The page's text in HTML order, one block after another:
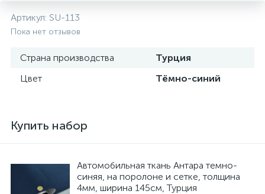
Артикул: SU-113
Пока нет отзывов
Страна производства
Турция
Цвет
Тёмно-синий
Купить набор
Автомобильная ткань Антара темно-
синяя, на поролоне и сетке, толщина
4мм, ширина 145см, Турция